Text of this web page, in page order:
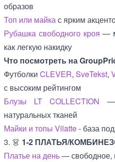
образов
Топ или майкас ярким
Рубашка свободного кроя —
как легкую накидку
Что посмотреть на
Футболки CLEVER, SveTekst,
с высоким рейтингом
Блузы LT COLLECTION —
натуральных тканей
Майки и топы Vilatte- база
3. 👗 1-2 ПЛАТЬЯ/
Платье на день— свободное,